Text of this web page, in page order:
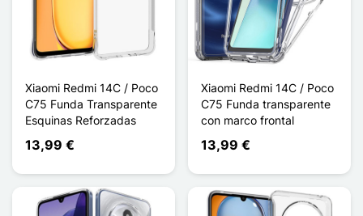
Xiaomi Redmi 14C / Poco
C75 Funda Transparente
Esquinas Reforzadas
13,99 €
Xiaomi Redmi 14C / Poco
C75 Funda transparente
con marco frontal
13,99 €